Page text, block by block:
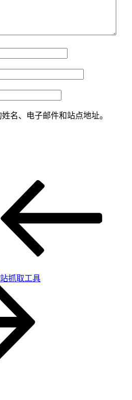
名、电子邮件和站点地址。
抓取工具